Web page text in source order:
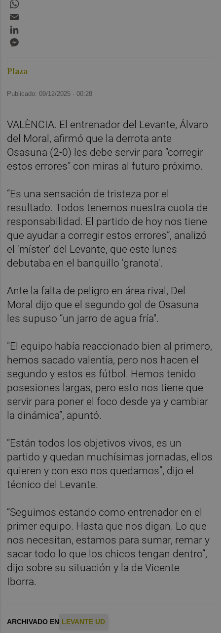
Plaza
Publicado: 09/12/2025 ·00:28
VALÈNCIA. El entrenador del Levante, Álvaro
del Moral, afirmó que la derrota ante
Osasuna (2-0) les debe servir para “corregir
estos errores” con miras al futuro próximo.
“Es una sensación de tristeza por el
resultado. Todos tenemos nuestra cuota de
responsabilidad. El partido de hoy nos tiene
que ayudar a corregir estos errores”, analizó
el 'míster' del Levante, que este lunes
debutaba en el banquillo 'granota'.
Ante la falta de peligro en área rival, Del
Moral dijo que el segundo gol de Osasuna
les supuso “un jarro de agua fría".
"El equipo había reaccionado bien al primero,
hemos sacado valentía, pero nos hacen el
segundo y estos es fútbol. Hemos tenido
posesiones largas, pero esto nos tiene que
servir para poner el foco desde ya y cambiar
la dinámica”, apuntó.
“Están todos los objetivos vivos, es un
partido y quedan muchísimas jornadas, ellos
quieren y con eso nos quedamos”, dijo el
técnico del Levante.
“Seguimos estando como entrenador en el
primer equipo. Hasta que nos digan. Lo que
nos necesitan, estamos para sumar, remar y
sacar todo lo que los chicos tengan dentro”,
dijo sobre su situación y la de Vicente
Iborra.
ARCHIVADO EN LEVANTE UD